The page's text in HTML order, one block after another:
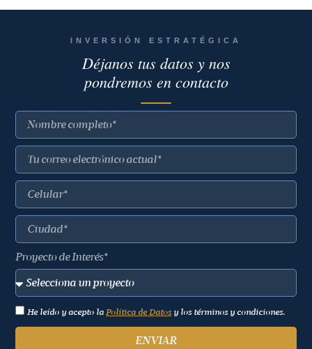
INVERSIÓN ESTRATÉGICA
Déjanos tus datos y nos
pondremos en contacto
Proyecto de Interés*
He leído y acepto la Política de Datos y los términos y condiciones.
ENVIAR